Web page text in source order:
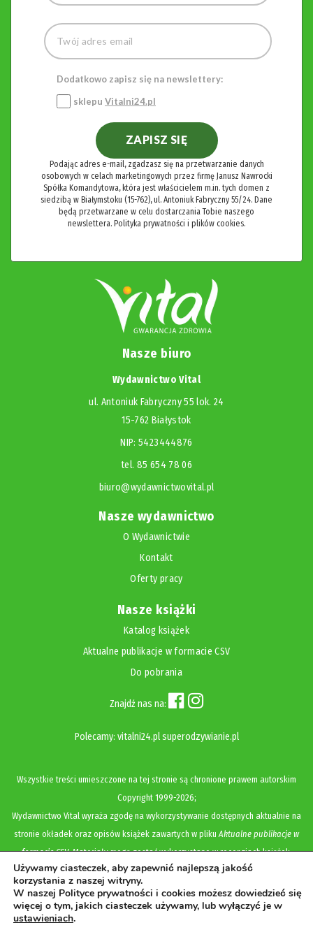
Dodatkowo zapisz się na newslettery:
sklepu Vitalni24.pl
ZAPISZ SIĘ
Podając adres e-mail, zgadzasz się na przetwarzanie danych
osobowych w celach marketingowych przez firmę Janusz Nawrocki
Spółka Komandytowa, która jest właścicielem m.in. tych domen z
siedzibą w Białymstoku (15-762), ul. Antoniuk Fabryczny 55/24. Dane
będą przetwarzane w celu dostarczania Tobie naszego
newslettera. Polityka prywatności i plików cookies.
Nasze biuro
Wydawnictwo Vital
ul. Antoniuk Fabryczny 55 lok. 24
15-762 Białystok
NIP: 5423444876
tel. 85 654 78 06
biuro@wydawnictwovital.pl
Nasze wydawnictwo
O Wydawnictwie
Kontakt
Oferty pracy
Nasze książki
Katalog książek
Aktualne publikacje w formacie CSV
Do pobrania
Znajdź nas na:
Polecamy: vitalni24.pl superodzywianie.pl
Wszystkie treści umieszczone na tej stronie są chronione prawem autorskim
Copyright1999-2026;
Wydawnictwo Vital wyraża zgodę na wykorzystywanie dostępnych aktualnie na
stronie okładek oraz opisów książek zawartych w pliku Aktualne publikacje w
formacie CSV. Materiały mogą zostać wykorzystane w recenzjach książek,
katalogach internetowych, bibliotecznych (OPAC) oraz materiałach promujących
legalną dystrybucję książek. Usunięcie materiału z ww. strony internetowej,
równoznaczne jest z cofnięciem udzielonej zgody.
Używamy ciasteczek, aby zapewnić najlepszą jakość
korzystania z naszej witryny.
W naszej Polityce prywatności i cookies możesz dowiedzieć się
więcej o tym, jakich ciasteczek używamy, lub wyłączyć je w
ustawieniach.